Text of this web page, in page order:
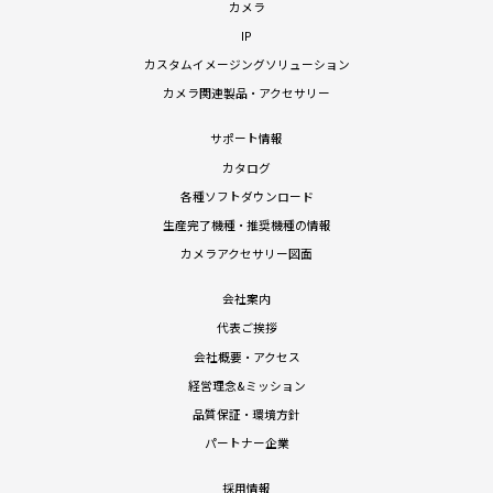
カメラ
IP
カスタムイメージングソリューション
カメラ関連製品・アクセサリー
サポート情報
カタログ
各種ソフトダウンロード
生産完了機種・推奨機種の情報
カメラアクセサリー図面
会社案内
代表ご挨拶
会社概要・アクセス
経営理念&ミッション
品質保証・環境方針
パートナー企業
採用情報